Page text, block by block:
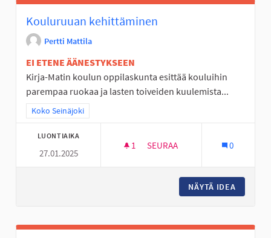
Kouluruuan kehittäminen
Pertti Mattila
EI ETENE ÄÄNESTYKSEEN
Kirja-Matin koulun oppilaskunta esittää kouluihin
parempaa ruokaa ja lasten toiveiden kuulemista...
Rajaa tulokset teeman mukaan: Koko Seinäjoki
Koko Seinäjoki
LUONTIAIKA
27.01.2025
1 1 SEURAAJA
SEURAA 0
NÄYTÄ IDEA